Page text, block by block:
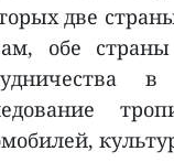
две
обе